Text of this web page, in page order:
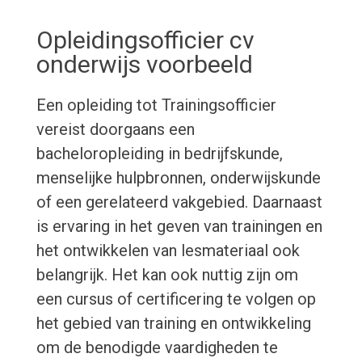
Opleidingsofficier cv
onderwijs voorbeeld
Een opleiding tot Trainingsofficier
vereist doorgaans een
bacheloropleiding in bedrijfskunde,
menselijke hulpbronnen, onderwijskunde
of een gerelateerd vakgebied. Daarnaast
is ervaring in het geven van trainingen en
het ontwikkelen van lesmateriaal ook
belangrijk. Het kan ook nuttig zijn om
een cursus of certificering te volgen op
het gebied van training en ontwikkeling
om de benodigde vaardigheden te